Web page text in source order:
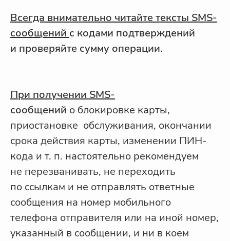
Всегда внимательно читайте тексты SMS-
сообщений с кодами подтверждений
и проверяйте сумму операции.
При получении SMS-
сообщений о блокировке карты,
приостановке обслуживания, окончании
срока действия карты, изменении ПИН-
кода и т. п. настоятельно рекомендуем
не перезванивать, не переходить
по ссылкам и не отправлять ответные
сообщения на номер мобильного
телефона отправителя или на иной номер,
указанный в сообщении, и ни в коем